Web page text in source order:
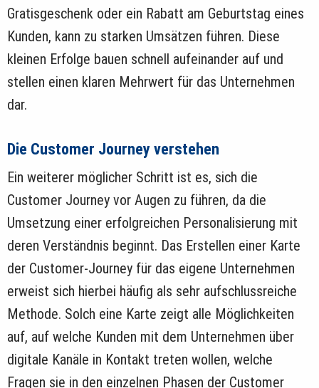
Gratisgeschenk oder ein Rabatt am Geburtstag eines
Kunden, kann zu starken Umsätzen führen. Diese
kleinen Erfolge bauen schnell aufeinander auf und
stellen einen klaren Mehrwert für das Unternehmen
dar.
Die Customer Journey verstehen
Ein weiterer möglicher Schritt ist es, sich die
Customer Journey vor Augen zu führen, da die
Umsetzung einer erfolgreichen Personalisierung mit
deren Verständnis beginnt. Das Erstellen einer Karte
der Customer-Journey für das eigene Unternehmen
erweist sich hierbei häufig als sehr aufschlussreiche
Methode. Solch eine Karte zeigt alle Möglichkeiten
auf, auf welche Kunden mit dem Unternehmen über
digitale Kanäle in Kontakt treten wollen, welche
Fragen sie in den einzelnen Phasen der Customer